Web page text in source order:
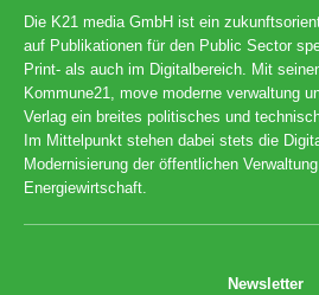
Die K21 media GmbH ist ein
auf Publikationen für den Public Sector
Print- als auch im Digitalbereich. Mit
Kommune21, move moderne verwaltung
Verlag ein breites politisches und
Im Mittelpunkt stehen dabei stets die
Modernisierung der öffentlichen
Energiewirtschaft.
Newsletter